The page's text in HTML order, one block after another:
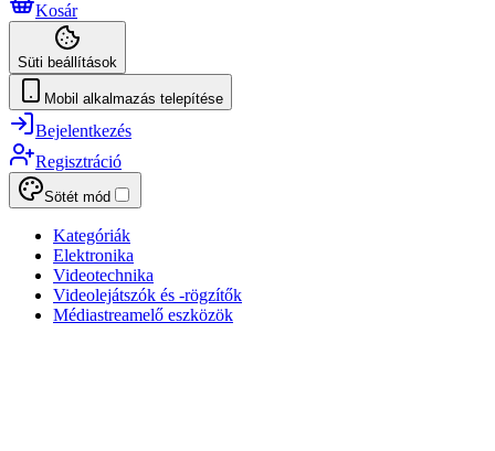
Kosár
Süti beállítások
Mobil alkalmazás telepítése
Bejelentkezés
Regisztráció
Sötét mód
Kategóriák
Elektronika
Videotechnika
Videolejátszók és -rögzítők
Médiastreamelő eszközök